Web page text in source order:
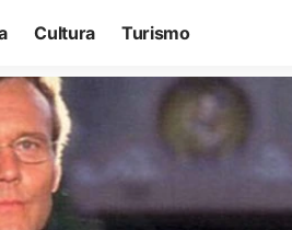
Cultura Turismo